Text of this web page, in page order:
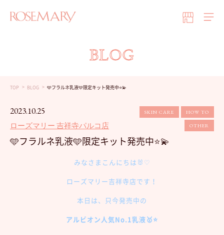
BLOG
TOP BLOG 🩵フラルネ乳液🩵限定キット発売中⭐️💫
2023.10.25
ローズマリー 吉祥寺パルコ店
SKIN CARE HOW TO
OTHER
🩵フラルネ乳液🩵限定キット発売中⭐️💫
みなさまこんにちは🐰♡
ローズマリー吉祥寺店です！
本日は、只今発売中の
アルビオン人気No.1乳液🥇⭐️